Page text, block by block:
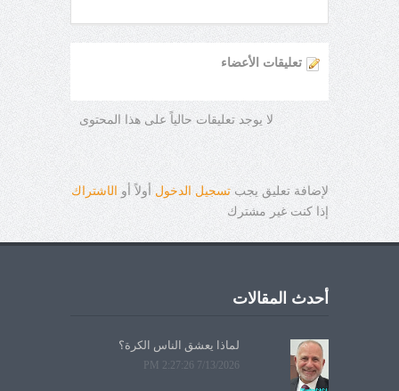
تعليقات الأعضاء
لا يوجد تعليقات حالياً على هذا المحتوى
لإضافة تعليق يجب تسجيل الدخول أولاً أو الاشتراك
إذا كنت غير مشترك
أحدث المقالات
لماذا يعشق الناس الكرة؟
7/13/2026 2:27:26 PM